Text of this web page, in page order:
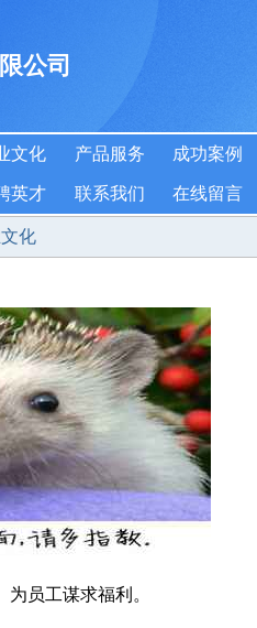
公司
文化 产品服务 成功案例
英才 联系我们 在线留言
化
员工谋求福利。